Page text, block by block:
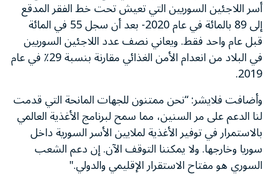
أسر اللاجئين السوريين التي تعيش تحت خط الفقر المدقع
إلى 89 بالمائة في عام 2020- بعد أن سجل 55 في المائة
قبل عام واحد فقط. ويعاني نصف عدد اللاجئين السوريين
في البلاد من انعدام الأمن الغذائي مقارنة بنسبة 29٪ في عام
2019.
وأضافت فلايشر: “نحن ممتنون للجهات المانحة التي قدمت
لنا الدعم على مر السنين، مما سمح لبرنامج الأغذية العالمي
بالاستمرار في توفير الأغذية لملايين الأسر السورية داخل
سوريا وخارجها. ولا يمكننا التوقف الآن. إن دعم الشعب
السوري هو مفتاح الاستقرار الإقليمي والدولي."